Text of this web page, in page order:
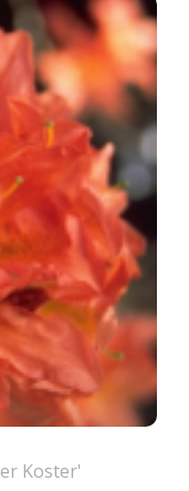
Koster'